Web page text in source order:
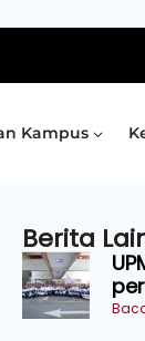
Kampus
Berita